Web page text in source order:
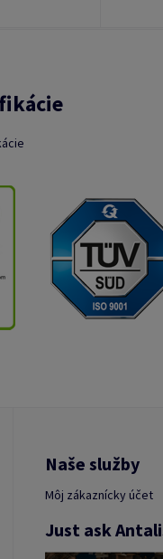
Naše služby
Môj zákaznícky účet
Just ask